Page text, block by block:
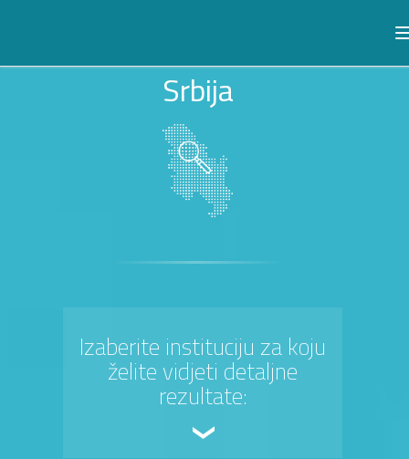
Srbija
Izaberite instituciju za koju
želite vidjeti detaljne
rezultate: